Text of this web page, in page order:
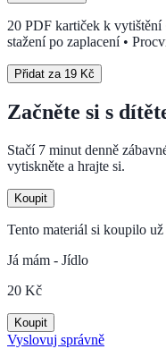
20 PDF kartiček k vytištění
stažení po zaplacení •
Přidat za 19 Kč
Začněte si s
Stačí 7 minut denně
vytiskněte a hrajte si.
Koupit
Tento materiál si koupilo už
Já mám - Jídlo
20 Kč
Koupit
Vyslovuj správně